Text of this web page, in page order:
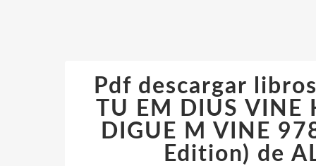
Pdf descargar
TU EM DIUS VINE
DIGUE M VINE
Edition) de